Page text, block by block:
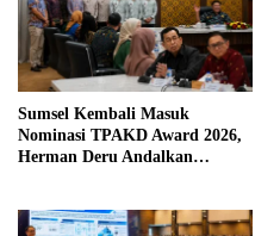
Sumsel Kembali Masuk
Nominasi TPAKD Award 2026,
Herman Deru Andalkan